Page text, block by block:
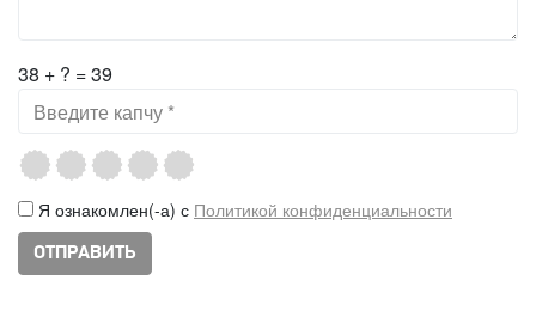
38 + ? = 39
Я ознакомлен(-а) с Политикой конфиденциальности